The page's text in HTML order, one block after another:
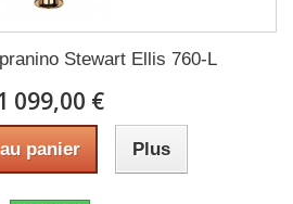
Stewart Ellis 760-L
099,00 €
panier Plus